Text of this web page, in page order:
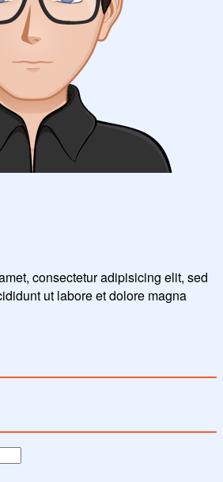
consectetur adipisicing elit, sed
ut labore et dolore magna